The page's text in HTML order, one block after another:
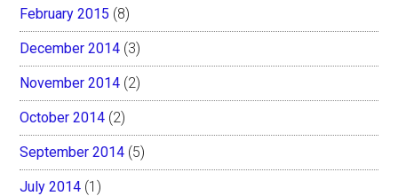
February 2015 (8)
December 2014 (3)
November 2014 (2)
October 2014 (2)
September 2014 (5)
July 2014 (1)